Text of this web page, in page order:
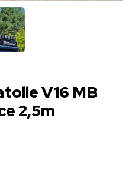
V16 MB
2,5m